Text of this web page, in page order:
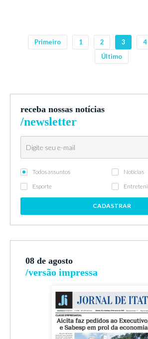
Primeiro 1 2 3 4
Último
receba nossas notícias
/newsletter
Todos assuntos
Notícias
Esporte
CADASTRAR
08 de agosto
/versão impressa